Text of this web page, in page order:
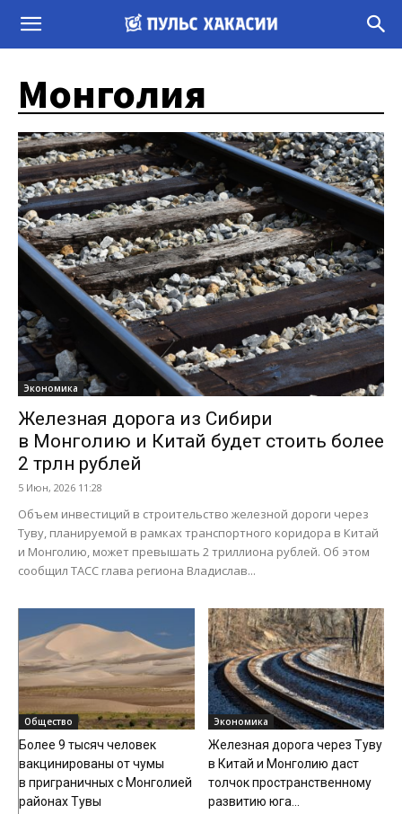
Монголия
Экономика
Железная дорога из Сибири
в Монголию и Китай будет стоить более
2 трлн рублей
5 Июн, 2026 11:28
Объем инвестиций в строительство железной дороги через
Туву, планируемой в рамках транспортного коридора в Китай
и Монголию, может превышать 2 триллиона рублей. Об этом
сообщил ТАСС глава региона Владислав...
Общество
Более 9 тысяч человек
вакцинированы от чумы
в приграничных с Монголией
районах Тувы
Экономика
Железная дорога через Туву
в Китай и Монголию даст
толчок пространственному
развитию юга...